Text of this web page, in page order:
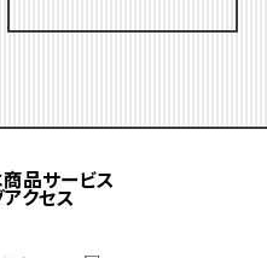
商品サービス
アクセス